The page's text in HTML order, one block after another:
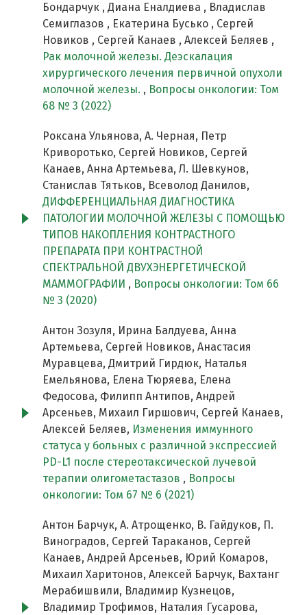
Бондарчук , Диана Еналдиева , Владислав
Семиглазов , Екатерина Бусько , Сергей
Новиков , Сергей Канаев , Алексей Беляев ,
Рак молочной железы. Деэскалация
хирургического лечения первичной опухоли
молочной железы. , Вопросы онкологии: Том
68 № 3 (2022)
Роксана Ульянова, А. Черная, Петр
Криворотько, Сергей Новиков, Сергей
Канаев, Анна Артемьева, Л. Шевкунов,
Станислав Тятьков, Всеволод Данилов,
ДИФФЕРЕНЦИАЛЬНАЯ ДИАГНОСТИКА
ПАТОЛОГИИ МОЛОЧНОЙ ЖЕЛЕЗЫ С ПОМОЩЬЮ
ТИПОВ НАКОПЛЕНИЯ КОНТРАСТНОГО
ПРЕПАРАТА ПРИ КОНТРАСТНОЙ
СПЕКТРАЛЬНОЙ ДВУХЭНЕРГЕТИЧЕСКОЙ
МАММОГРАФИИ , Вопросы онкологии: Том 66
№ 3 (2020)
Антон Зозуля, Ирина Балдуева, Анна
Артемьева, Сергей Новиков, Анастасия
Муравцева, Дмитрий Гирдюк, Наталья
Емельянова, Елена Тюряева, Елена
Федосова, Филипп Антипов, Андрей
Арсеньев, Михаил Гиршович, Сергей Канаев,
Алексей Беляев, Изменения иммунного
статуса у больных с различной экспрессией
PD-L1 после стереотаксической лучевой
терапии олигометастазов , Вопросы
онкологии: Том 67 № 6 (2021)
Антон Барчук, А. Атрощенко, В. Гайдуков, П.
Виноградов, Сергей Тараканов, Сергей
Канаев, Андрей Арсеньев, Юрий Комаров,
Михаил Харитонов, Алексей Барчук, Вахтанг
Мерабишвили, Владимир Кузнецов,
Владимир Трофимов, Наталия Гусарова,